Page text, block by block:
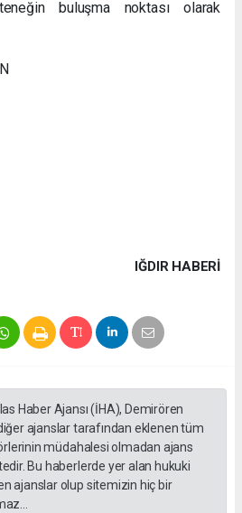
buluşma noktası olarak
IĞDIR HABERİ
Haber Ajansı (İHA), Demirören
ajanslar tarafından eklenen tüm
müdahalesi olmadan ajans
Bu haberlerde yer alan hukuki
ajanslar olup sitemizin hiç bir